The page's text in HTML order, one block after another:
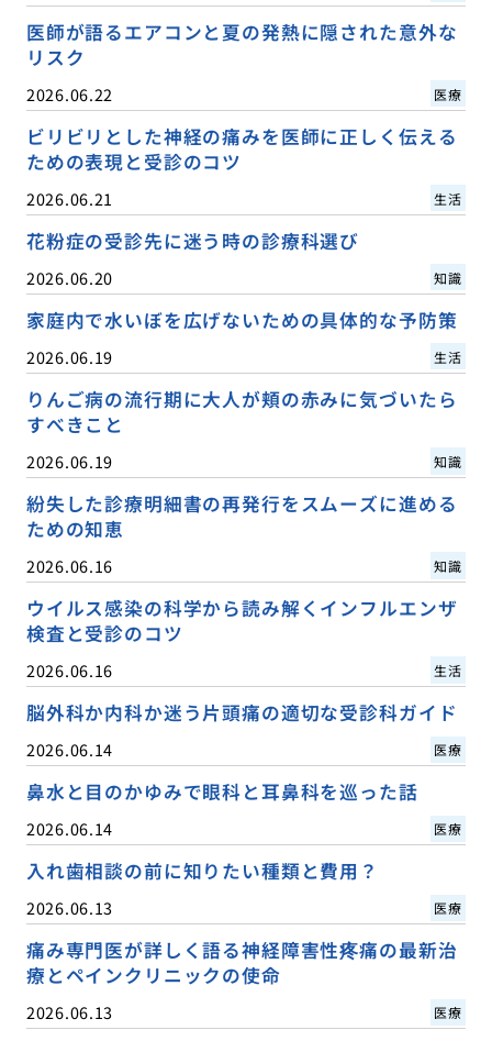
医師が語るエアコンと夏の発熱に隠された意外な
リスク
2026.06.22 医療
ビリビリとした神経の痛みを医師に正しく伝える
ための表現と受診のコツ
2026.06.21 生活
花粉症の受診先に迷う時の診療科選び
2026.06.20 知識
家庭内で水いぼを広げないための具体的な予防策
2026.06.19 生活
りんご病の流行期に大人が頬の赤みに気づいたら
すべきこと
2026.06.19 知識
紛失した診療明細書の再発行をスムーズに進める
ための知恵
2026.06.16 知識
ウイルス感染の科学から読み解くインフルエンザ
検査と受診のコツ
2026.06.16 生活
脳外科か内科か迷う片頭痛の適切な受診科ガイド
2026.06.14 医療
鼻水と目のかゆみで眼科と耳鼻科を巡った話
2026.06.14 医療
入れ歯相談の前に知りたい種類と費用？
2026.06.13 医療
痛み専門医が詳しく語る神経障害性疼痛の最新治
療とペインクリニックの使命
2026.06.13 医療